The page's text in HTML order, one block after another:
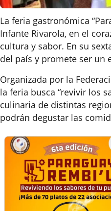
La feria gastronómica
Infante Rivarola, en el
cultura y sabor. En su
del país y promete ser un
Organizada por la
la feria busca “revivir los
culinaria de distintas
podrán degustar las